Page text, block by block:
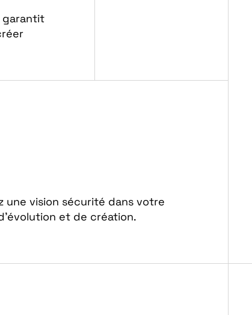
garantit
une vision sécurité dans votre
et de création.